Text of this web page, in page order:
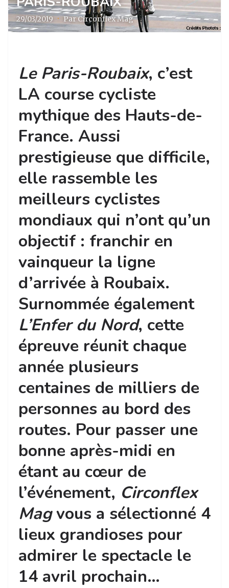
29/03/2019 · Par Circonflex Mag
Le Paris-Roubaix, c’est
LA course cycliste
mythique des Hauts-de-
France. Aussi
prestigieuse que difficile,
elle rassemble les
meilleurs cyclistes
mondiaux qui n’ont qu’un
objectif : franchir en
vainqueur la ligne
d’arrivée à Roubaix.
Surnommée également
L’Enfer du Nord, cette
épreuve réunit chaque
année plusieurs
centaines de milliers de
personnes au bord des
routes. Pour passer une
bonne après-midi en
étant au cœur de
l’événement, Circonflex
Magvous a sélectionné 4
lieux grandioses pour
admirer le spectacle le
14 avril prochain…